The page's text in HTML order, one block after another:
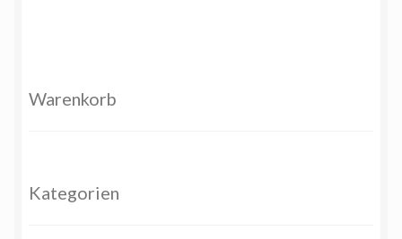
Warenkorb
Kategorien